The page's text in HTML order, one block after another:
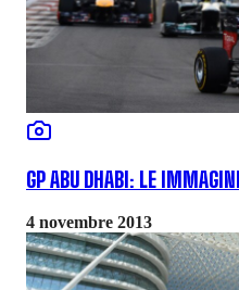
GP ABU DHABI: LE
4 novembre 2013